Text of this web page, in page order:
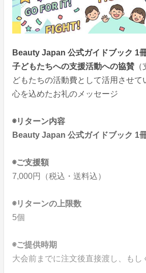
Beauty Japan 公式ガイドブック 1
子どもたちへの支援活動への協賛
どもたちの活動費として活用させて
心を込めたお礼のメッセージ
◉リターン内容
Beauty Japan 公式ガイドブック 1
◉ご支援額
7,000円（税込・送料込）
◉リターンの上限数
5個
◉ご提供時期
大会前までに注文後直接渡し、もし